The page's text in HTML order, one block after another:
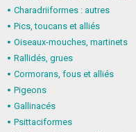
Charadriiformes : autres
Pics, toucans et alliés
Oiseaux-mouches, martinets
Rallidés, grues
Cormorans, fous et alliés
Pigeons
Gallinacés
Psittaciformes